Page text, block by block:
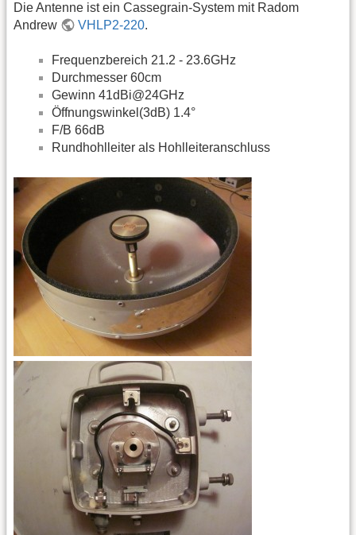
Die Antenne ist ein Cassegrain-System mit Radom
Andrew
VHLP2-220.
Frequenzbereich 21.2 - 23.6GHz
Durchmesser 60cm
Gewinn 41dBi@24GHz
Öffnungswinkel(3dB) 1.4°
F/B 66dB
Rundhohlleiter als Hohlleiteranschluss